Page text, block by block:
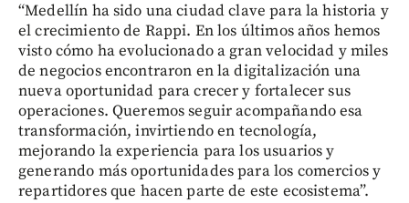
“Medellín ha sido una ciudad clave para la historia y
el crecimiento de Rappi. En los últimos años hemos
visto cómo ha evolucionado a gran velocidad y miles
de negocios encontraron en la digitalización una
nueva oportunidad para crecer y fortalecer sus
operaciones. Queremos seguir acompañando esa
transformación, invirtiendo en tecnología,
mejorando la experiencia para los usuarios y
generando más oportunidades para los comercios y
repartidores que hacen parte de este ecosistema”.